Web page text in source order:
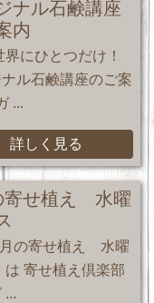
ナル石鹸講座
内
界にひとつだけ！
ル石鹸講座のご案
...
詳しく見る
寄せ植え 水曜
の寄せ植え 水曜
は 寄せ植え倶楽部
...